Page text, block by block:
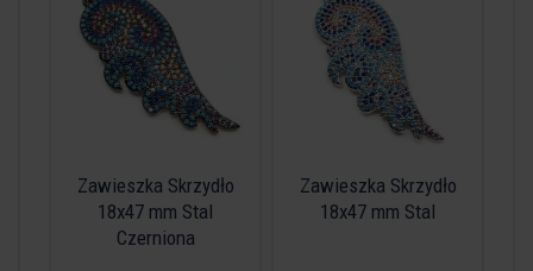
Zawieszka Skrzydło
18x47 mm Stal
Czerniona
Zawieszka Skrzydło
18x47 mm Stal